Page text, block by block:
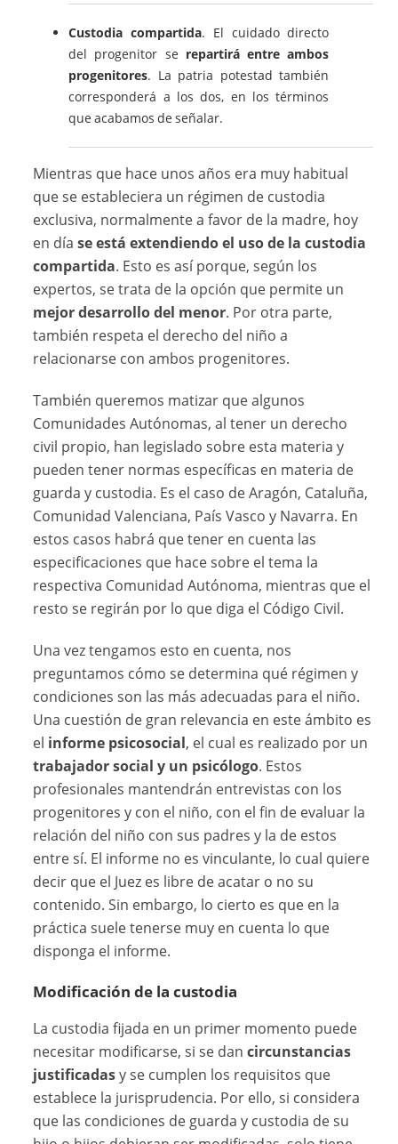
Custodia compartida. El cuidado directo
del progenitor se repartirá entre ambos
progenitores. La patria potestad también
corresponderá a los dos, en los términos
que acabamos de señalar.
Mientras que hace unos años era muy habitual
que se estableciera un régimen de custodia
exclusiva, normalmente a favor de la madre, hoy
en díase está extendiendo el uso de la custodia
compartida. Esto es así porque, según los
expertos, se trata de la opción que permite un
mejor desarrollo del menor. Por otra parte,
también respeta el derecho del niño a
relacionarse con ambos progenitores.
También queremos matizar que algunos
Comunidades Autónomas, al tener un derecho
civil propio, han legislado sobre esta materia y
pueden tener normas específicas en materia de
guarda y custodia. Es el caso de Aragón, Cataluña,
Comunidad Valenciana, País Vasco y Navarra. En
estos casos habrá que tener en cuenta las
especificaciones que hace sobre el tema la
respectiva Comunidad Autónoma, mientras que el
resto se regirán por lo que diga el Código Civil.
Una vez tengamos esto en cuenta, nos
preguntamos cómo se determina qué régimen y
condiciones son las más adecuadas para el niño.
Una cuestión de gran relevancia en este ámbito es
el informe psicosocial, el cual es realizado por un
trabajador social y un psicólogo. Estos
profesionales mantendrán entrevistas con los
progenitores y con el niño, con el fin de evaluar la
relación del niño con sus padres y la de estos
entre sí. El informe no es vinculante, lo cual quiere
decir que el Juez es libre de acatar o no su
contenido. Sin embargo, lo cierto es que en la
práctica suele tenerse muy en cuenta lo que
disponga el informe.
Modificación de la custodia
La custodia fijada en un primer momento puede
necesitar modificarse, si se dancircunstancias
justificadasy se cumplen los requisitos que
establece la jurisprudencia. Por ello, si considera
que las condiciones de guarda y custodia de su